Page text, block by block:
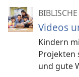
Videos
Kindern
Projekten
und gute